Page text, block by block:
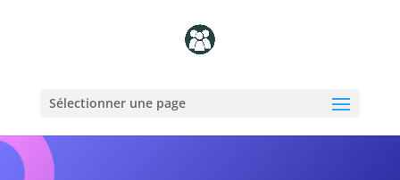
Sélectionner une page